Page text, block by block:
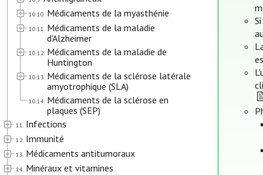
10.10. Médicaments de la myasthénie
10.11. Médicaments de la maladie
d'Alzheimer
10.12. Médicaments de la maladie de
Huntington
10.13. Médicaments de la sclérose latérale
amyotrophique (SLA)
10.14. Médicaments de la sclérose en
plaques (SEP)
11. Infections
12. Immunité
13. Médicaments antitumoraux
14. Minéraux et vitamines